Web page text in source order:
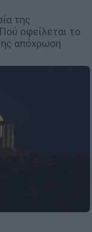
της
οφείλεται το
απόχρωση